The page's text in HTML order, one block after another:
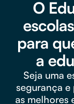
O
para
a
Seja uma
segurança
as melhores